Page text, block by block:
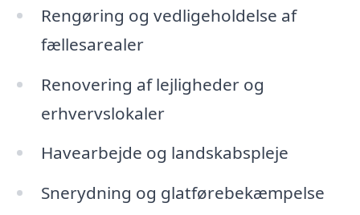
Rengøring og vedligeholdelse af
fællesarealer
Renovering af lejligheder og
erhvervslokaler
Havearbejde og landskabspleje
Snerydning og glatførebekæmpelse